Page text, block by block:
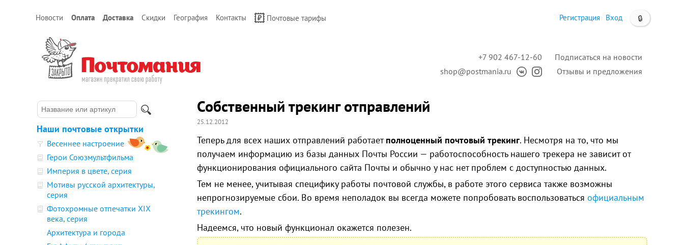
Новости Оплата Доставка Скидки География Контакты Почтовые тарифы 🔒
Регистрация Вход
Подписаться на новости
Отзывы и предложения
+7 902 467-12-60
shop@postmania.ru
Наши почтовые открытки
Весеннее настроение
Герои Союзмультфильма
Империя в цвете, серия
Мотивы русской архитектуры,
серия
Фотохромные отпечатки XIX
века, серия
Архитектура и города
Собственный трекинг отправлений
25.12.2012
Теперь для всех наших отправлений работаетполноценный почтовый трекинг. Несмотря на то, что мы
получаем информацию из базы данных Почты России — работоспособность нашего трекера не зависит от
функционирования официального сайта Почты и обычно у нас нет проблем с доступностью данных.
Тем не менее, учитывая специфику работы почтовой службы, в работе этого сервиса также возможны
непрогнозируемые сбои. Во время неполадок вы всегда можете попробовать воспользоваться официальным
трекингом.
Надеемся, что новый функционал окажется полезен.